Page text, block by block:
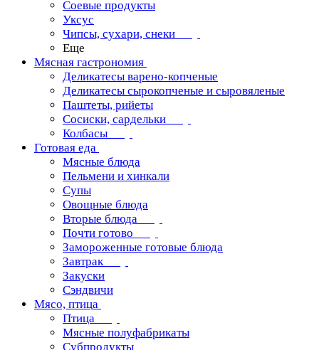
Соевые продукты
Уксус
Чипсы, сухари, снеки
Еще
Мясная гастрономия
Деликатесы варено-копченые
Деликатесы сырокопченые и сыровяленые
Паштеты, рийеты
Сосиски, сардельки
Колбасы
Готовая еда
Мясные блюда
Пельмени и хинкали
Супы
Овощные блюда
Вторые блюда
Почти готово
Замороженные готовые блюда
Завтрак
Закуски
Сэндвичи
Мясо, птица
Птица
Мясные полуфабрикаты
Субпродукты